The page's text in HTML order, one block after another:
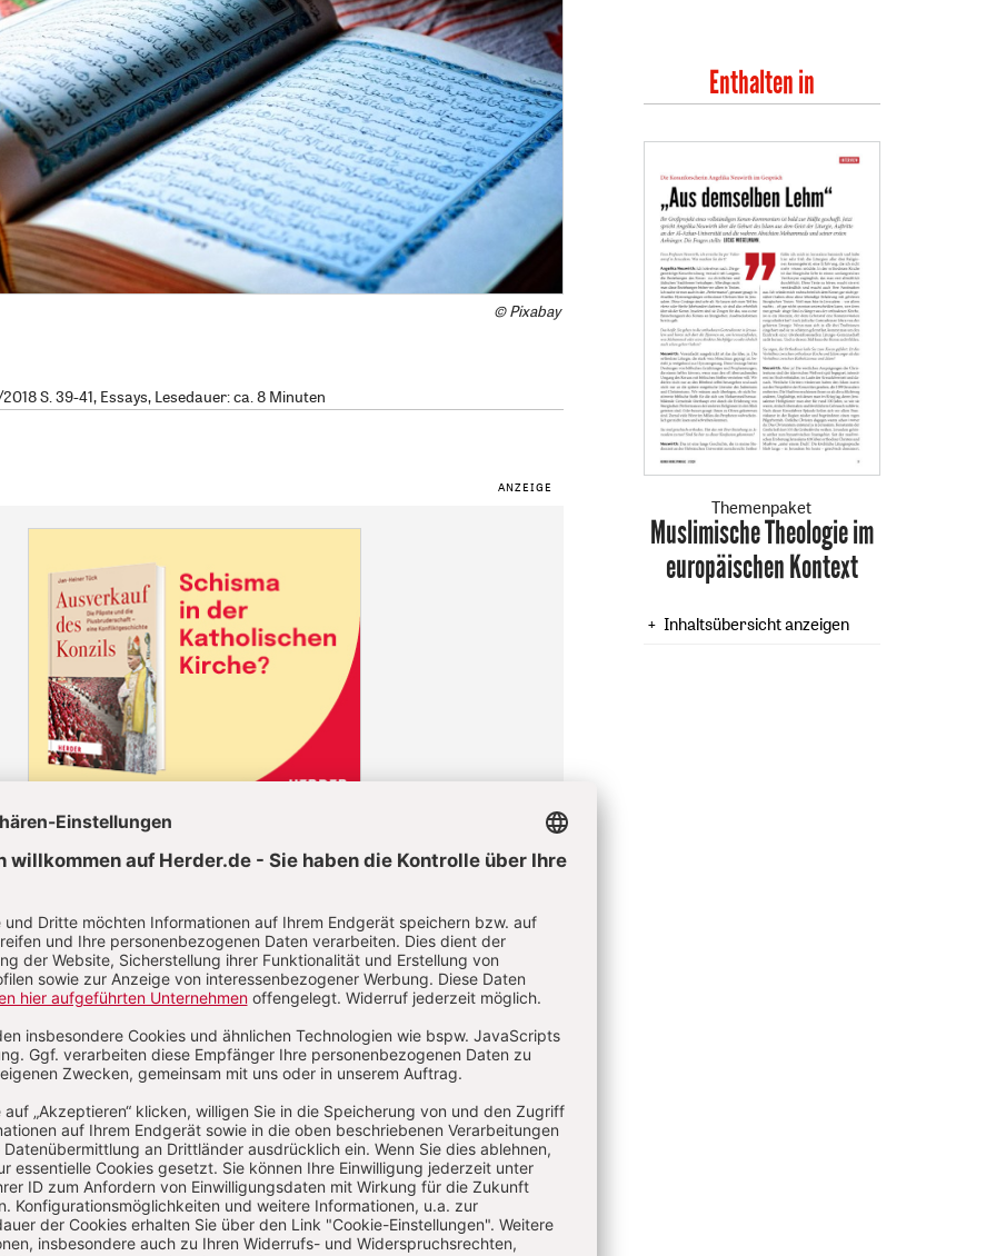
© Pixabay
S. 39-41, Essays, Lesedauer: ca. 8 Minuten
Diesen Artikel jetzt lesen!
innen können diesen
lesen.
Jetzt registrieren
Sie haben bereits ein Konto?
Anmelden
Enthalten in
Themenpaket
:
Muslimische Theologie im
europäischen Kontext
Inhaltsübersicht anzeigen